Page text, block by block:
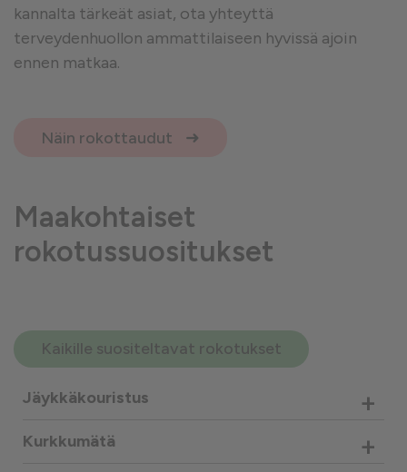
kannalta tärkeät asiat, ota yhteyttä
terveydenhuollon ammattilaiseen hyvissä ajoin
ennen matkaa.
Näin rokottaudut
Maakohtaiset
rokotussuositukset
Kaikille suositeltavat rokotukset
Jäykkäkouristus +
Kurkkumätä +